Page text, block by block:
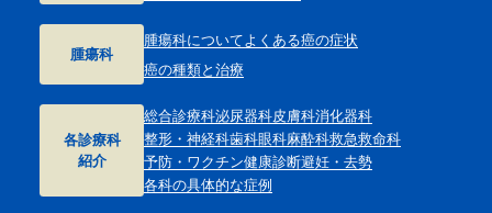
腫瘍科
腫瘍科について よくある癌の症状
癌の種類と治療
各診療科
紹介
総合診療科泌尿器科皮膚科消化器科
整形・神経科歯科眼科麻酔科救急救命科
予防・ワクチン健康診断避妊・去勢
各科の具体的な症例